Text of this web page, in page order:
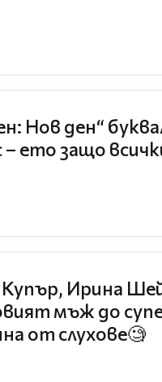
Нов ден“
– ето защо
Купър, Ирина
мъж до
от слухове🧐